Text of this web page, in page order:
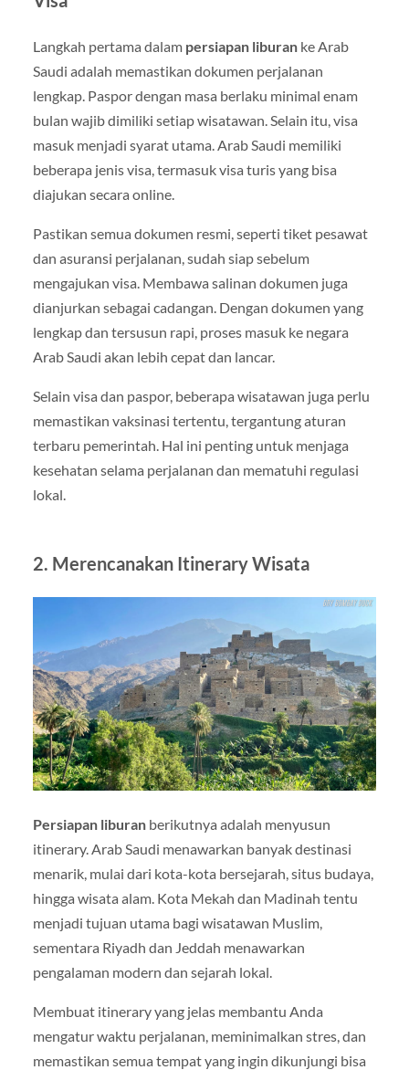
Langkah pertama dalam persiapan liburanke Arab
Saudi adalah memastikan dokumen perjalanan
lengkap. Paspor dengan masa berlaku minimal enam
bulan wajib dimiliki setiap wisatawan. Selain itu, visa
masuk menjadi syarat utama. Arab Saudi memiliki
beberapa jenis visa, termasuk visa turis yang bisa
diajukan secara online.
Pastikan semua dokumen resmi, seperti tiket pesawat
dan asuransi perjalanan, sudah siap sebelum
mengajukan visa. Membawa salinan dokumen juga
dianjurkan sebagai cadangan. Dengan dokumen yang
lengkap dan tersusun rapi, proses masuk ke negara
Arab Saudi akan lebih cepat dan lancar.
Selain visa dan paspor, beberapa wisatawan juga perlu
memastikan vaksinasi tertentu, tergantung aturan
terbaru pemerintah. Hal ini penting untuk menjaga
kesehatan selama perjalanan dan mematuhi regulasi
lokal.
2. Merencanakan Itinerary Wisata
Persiapan liburanberikutnya adalah menyusun
itinerary. Arab Saudi menawarkan banyak destinasi
menarik, mulai dari kota-kota bersejarah, situs budaya,
hingga wisata alam. Kota Mekah dan Madinah tentu
menjadi tujuan utama bagi wisatawan Muslim,
sementara Riyadh dan Jeddah menawarkan
pengalaman modern dan sejarah lokal.
Membuat itinerary yang jelas membantu Anda
mengatur waktu perjalanan, meminimalkan stres, dan
memastikan semua tempat yang ingin dikunjungi bisa